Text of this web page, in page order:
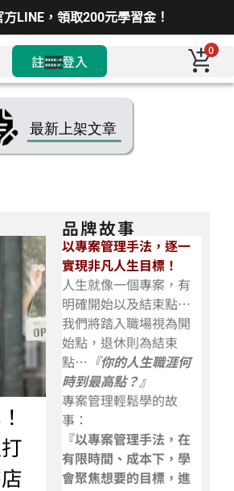
LINE，領取200元學習金！
註冊/登入
0
品牌故事
以專案管理手法，逐一
實現非凡人生目標！
人生就像一個專案，有
明確開始以及結束點…
我們將踏入職場視為開
始點，退休則為結束
點… 『你的人生職涯何
時到最高點？』
專案管理輕鬆學的故
事：
『以專案管理手法，在
有限時間、成本下，學
會聚焦想要的目標，進